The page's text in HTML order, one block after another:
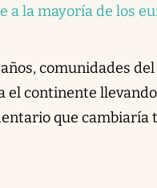
a la mayoría de los
comunidades del
el continente
que cambiaría